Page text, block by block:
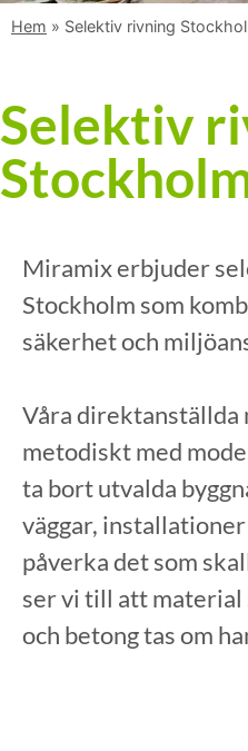
Hem » Selektiv rivning
Selektiv
Miramix erbjuder
Stockholm som
säkerhet och
Våra
metodiskt med
ta bort utvalda
väggar,
påverka det som
ser vi till att material
och betong tas om